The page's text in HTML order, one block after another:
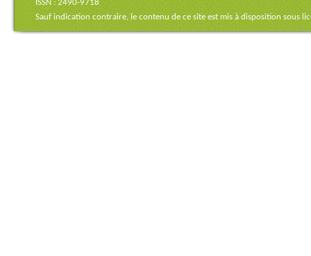
ISSN : 2490-9718
Sauf indication contraire, le contenu de ce site est mis à disposition sous